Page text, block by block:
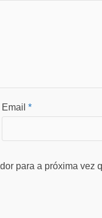
Email *
para a próxima vez